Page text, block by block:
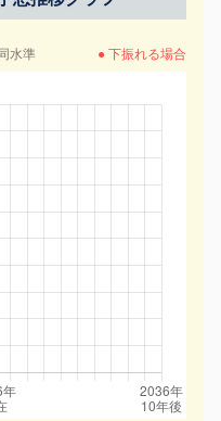
水準 ● 下振れる場合